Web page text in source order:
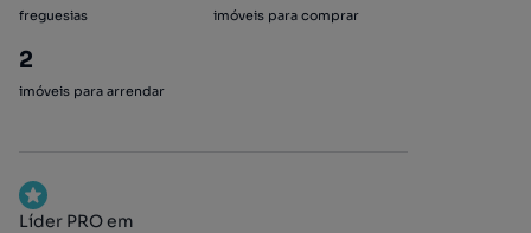
freguesias imóveis para comprar
2
imóveis para arrendar
Líder PRO em